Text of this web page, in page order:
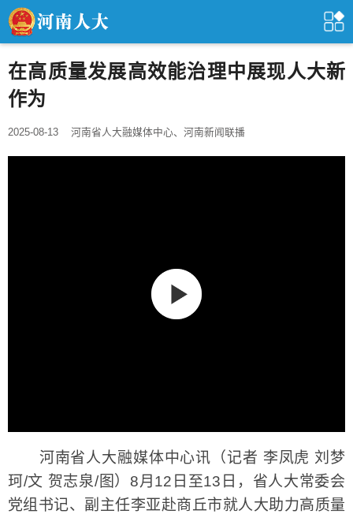
在高质量发展高效能治理中展现人大新
作为
2025-08-13 河南省人大融媒体中心、河南新闻联播
河南省人大融媒体中心讯（记者 李凤虎 刘梦
珂/文 贺志泉/图）8月12日至13日，省人大常委会
党组书记、副主任李亚赴商丘市就人大助力高质量